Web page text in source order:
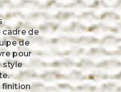
cadre de
de
pour
style
finition